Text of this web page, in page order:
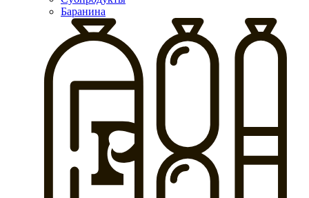
Баранина